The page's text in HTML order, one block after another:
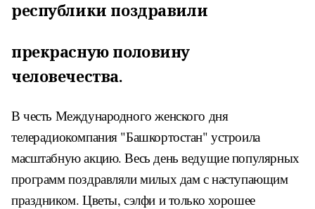
республики поздравили
прекрасную половину
человечества.
В честь Международного женского дня
телерадиокомпания "Башкортостан" устроила
масштабную акцию. Весь день ведущие популярных
программ поздравляли милых дам с наступающим
праздником. Цветы, сэлфи и только хорошее